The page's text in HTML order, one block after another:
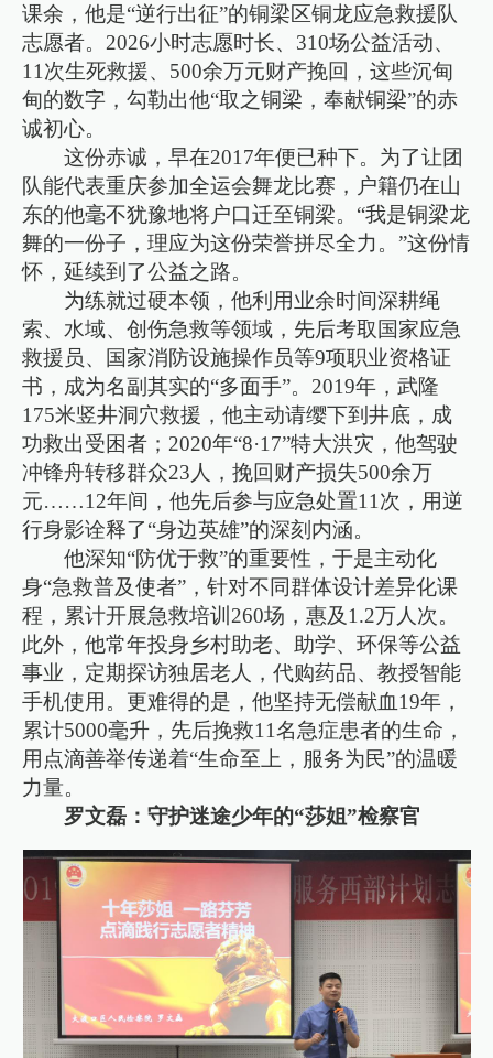
课余，他是“逆行出征”的铜梁区铜龙应急救援队
志愿者。2026小时志愿时长、310场公益活动、
11次生死救援、500余万元财产挽回，这些沉甸
甸的数字，勾勒出他“取之铜梁，奉献铜梁”的赤
诚初心。
这份赤诚，早在2017年便已种下。为了让团
队能代表重庆参加全运会舞龙比赛，户籍仍在山
东的他毫不犹豫地将户口迁至铜梁。“我是铜梁龙
舞的一份子，理应为这份荣誉拼尽全力。”这份情
怀，延续到了公益之路。
为练就过硬本领，他利用业余时间深耕绳
索、水域、创伤急救等领域，先后考取国家应急
救援员、国家消防设施操作员等9项职业资格证
书，成为名副其实的“多面手”。2019年，武隆
175米竖井洞穴救援，他主动请缨下到井底，成
功救出受困者；2020年“8·17”特大洪灾，他驾驶
冲锋舟转移群众23人，挽回财产损失500余万
元……12年间，他先后参与应急处置11次，用逆
行身影诠释了“身边英雄”的深刻内涵。
他深知“防优于救”的重要性，于是主动化
身“急救普及使者”，针对不同群体设计差异化课
程，累计开展急救培训260场，惠及1.2万人次。
此外，他常年投身乡村助老、助学、环保等公益
事业，定期探访独居老人，代购药品、教授智能
手机使用。更难得的是，他坚持无偿献血19年，
累计5000毫升，先后挽救11名急症患者的生命，
用点滴善举传递着“生命至上，服务为民”的温暖
力量。
罗文磊：守护迷途少年的“莎姐”检察官